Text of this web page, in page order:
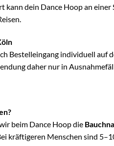
kann dein Dance Hoop an
Bestelleingang individuell
daher nur in
beim Dance Hoop die
kräftigeren Menschen sind